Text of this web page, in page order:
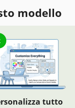
modello
tutto